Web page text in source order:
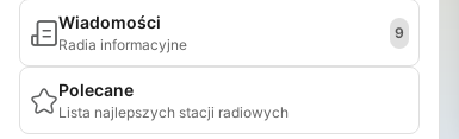
Wiadomości
Radia informacyjne
9
Polecane
Lista najlepszych stacji radiowych